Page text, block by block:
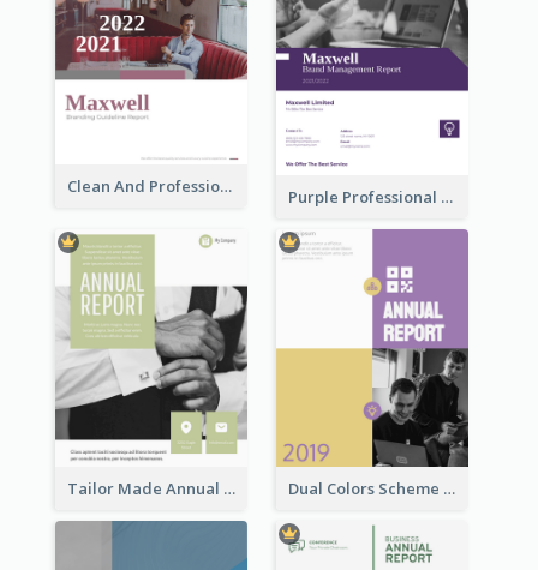
Clean And Professional Business Report Design Ideas
Purple Professional Branding Auditing Report Templates
Tailor Made Annual Report Dual Colors Scheme Annual Report